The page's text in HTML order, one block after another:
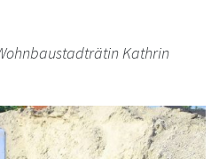
Kathrin